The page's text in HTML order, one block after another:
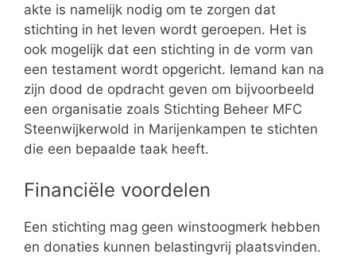
akte is namelijk nodig om te zorgen dat
stichting in het leven wordt geroepen. Het is
ook mogelijk dat een stichting in de vorm van
een testament wordt opgericht. Iemand kan na
zijn dood de opdracht geven om bijvoorbeeld
een organisatie zoals Stichting Beheer MFC
Steenwijkerwold in Marijenkampen te stichten
die een bepaalde taak heeft.
Financiële voordelen
Een stichting mag geen winstoogmerk hebben
en donaties kunnen belastingvrij plaatsvinden.